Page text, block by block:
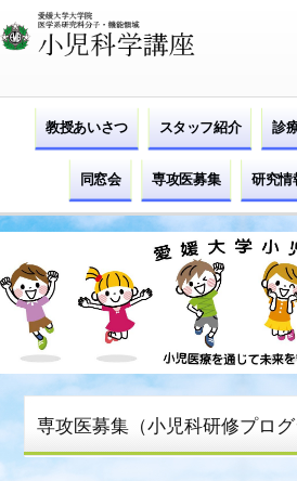
教授あいさつ スタッフ紹介 診
同窓会 専攻医募集 研究情
専攻医募集（小児科研修プログ